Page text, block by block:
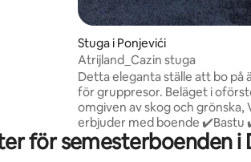
Stuga i Ponjevići
Atrijland_Cazin stuga
Detta eleganta ställe att bo på
för gruppresor. Beläget i
omgiven av skog och grönska,
erbjuder med boende ✔️Bastu
och grillplats ✔️ Lägereld och
Skogsvandringsled ✔️ Cykel Debitera
för semesterboenden i